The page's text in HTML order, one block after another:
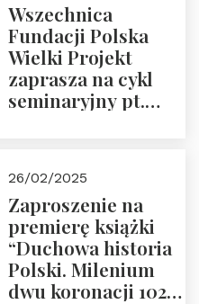
Wszechnica
Fundacji Polska
Wielki Projekt
zaprasza na cykl
seminaryjny pt.
26/02/2025
Zaproszenie na
premierę książki
“Duchowa historia
Polski. Milenium
dwu koronacji 1025-